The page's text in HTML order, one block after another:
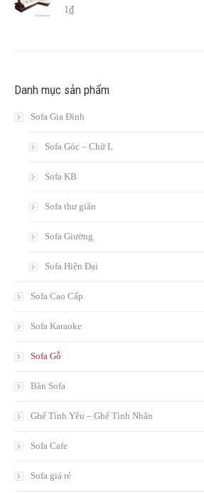
1₫
Danh mục sản phẩm
Sofa Gia Đình
Sofa Góc – Chữ L
Sofa KB
Sofa thư giãn
Sofa Giường
Sofa Hiện Đại
Sofa Cao Cấp
Sofa Karaoke
Sofa Gỗ
Bàn Sofa
Ghế Tình Yêu – Ghế Tình Nhân
Sofa Cafe
Sofa giá rẻ